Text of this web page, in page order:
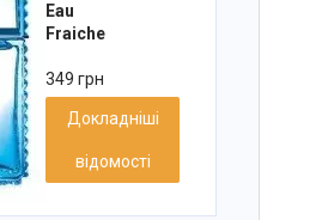
Eau
Fraiche
349 грн
Докладніші
відомості